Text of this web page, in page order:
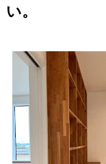
い。